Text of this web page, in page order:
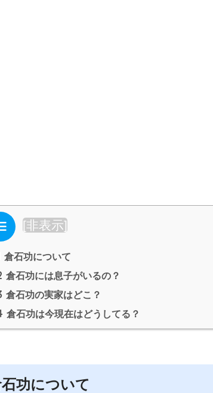
[非表示]
倉石功について
倉石功には息子がいるの？
倉石功の実家はどこ？
倉石功は今現在はどうしてる？
功について